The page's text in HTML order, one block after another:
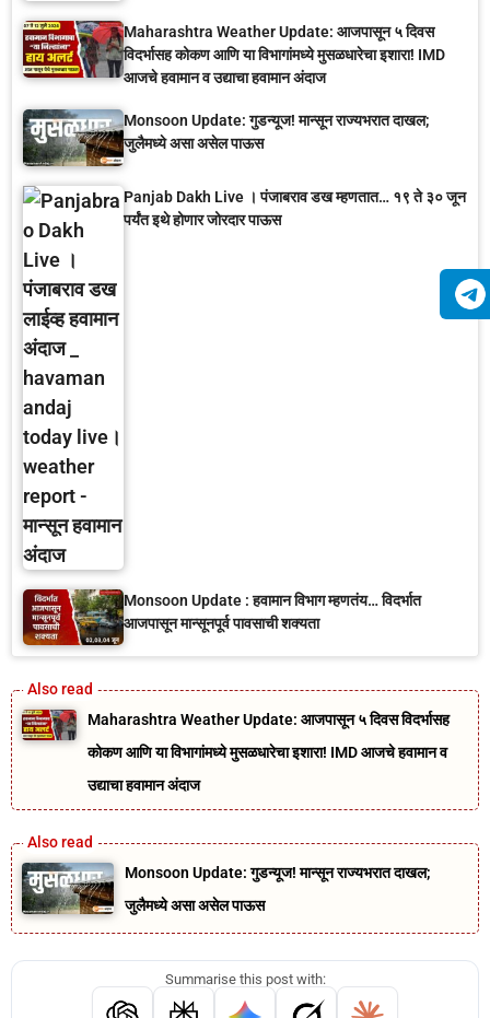
Maharashtra Weather Update: आजपासून ५ दिवस
विदर्भासह कोकण आणि या विभागांमध्ये मुसळधारेचा इशारा! IMD
आजचे हवामान व उद्याचा हवामान अंदाज
Monsoon Update: गुडन्यूज! मान्सून राज्यभरात दाखल;
जुलैमध्ये असा असेल पाऊस
Panjab Dakh Live । पंजाबराव डख म्हणतात… १९ ते ३० जून
पर्यंत इथे होणार जोरदार पाऊस
Monsoon Update : हवामान विभाग म्हणतंय… विदर्भात
आजपासून मान्सूनपूर्व पावसाची शक्यता
Maharashtra Weather Update: आजपासून ५ दिवस विदर्भासह
कोकण आणि या विभागांमध्ये मुसळधारेचा इशारा! IMD आजचे हवामान व
उद्याचा हवामान अंदाज
Monsoon Update: गुडन्यूज! मान्सून राज्यभरात दाखल;
जुलैमध्ये असा असेल पाऊस
Summarise this post with: